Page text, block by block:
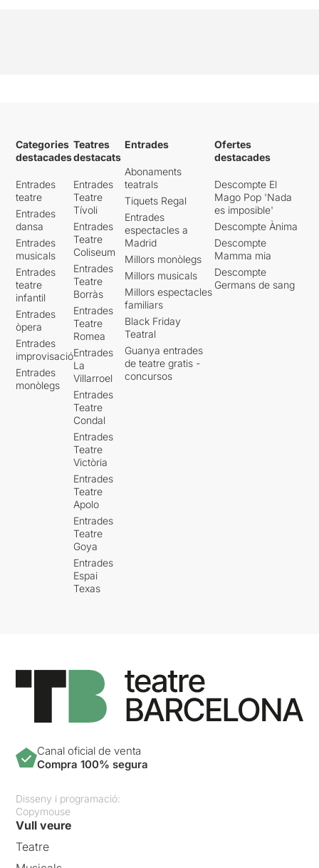
Categories
destacades
Entrades
teatre
Entrades
dansa
Entrades
musicals
Entrades
teatre
infantil
Entrades
òpera
Entrades
improvisació
Entrades
monòlegs
Teatres
destacats
Entrades
Teatre
Tívoli
Entrades
Teatre
Coliseum
Entrades
Teatre
Borràs
Entrades
Teatre
Romea
Entrades
La
Villarroel
Entrades
Teatre
Condal
Entrades
Teatre
Victòria
Entrades
Teatre
Apolo
Entrades
Teatre
Goya
Entrades
Espai
Texas
Entrades
Abonaments
teatrals
Tiquets Regal
Entrades
espectacles a
Madrid
Millors monòlegs
Millors musicals
Millors espectacles
familiars
Black Friday
Teatral
Guanya entrades
de teatre gratis -
concursos
Ofertes
destacades
Descompte El
Mago Pop 'Nada
es imposible'
Descompte Ànima
Descompte
Mamma mia
Descompte
Germans de sang
Canal oficial de venta
Compra 100% segura
Disseny i programació:
Copymouse
Vull veure
Teatre